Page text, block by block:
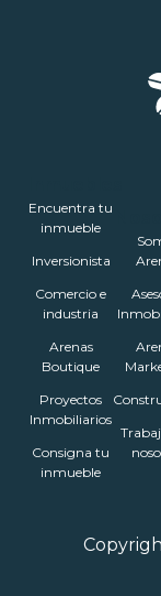
Encuentra tu
inmueble
Inversionista
Comercio e
industria
Arenas
Boutique
Proyectos
Inmobiliarios
Consigna tu
inmueble